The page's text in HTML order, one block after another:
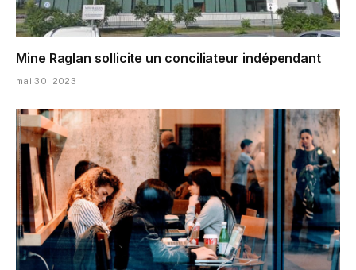
Mine Raglan sollicite un conciliateur indépendant
mai 30, 2023